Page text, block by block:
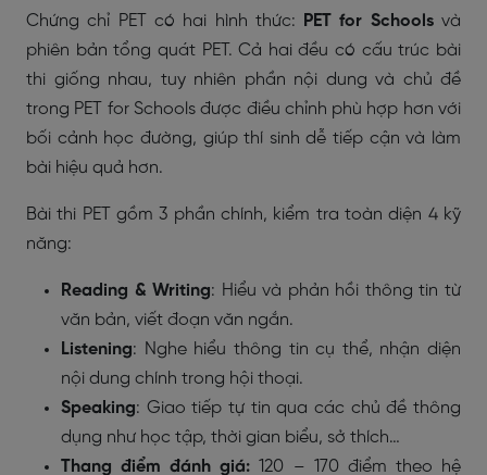
Chứng chỉ PET có hai hình thức: PET for Schoolsvà
phiên bản tổng quát PET. Cả hai đều có cấu trúc bài
thi giống nhau, tuy nhiên phần nội dung và chủ đề
trong PET for Schools được điều chỉnh phù hợp hơn với
bối cảnh học đường, giúp thí sinh dễ tiếp cận và làm
bài hiệu quả hơn.
Bài thi PET gồm 3 phần chính, kiểm tra toàn diện 4 kỹ
năng:
Reading & Writing: Hiểu và phản hồi thông tin từ
văn bản, viết đoạn văn ngắn.
Listening: Nghe hiểu thông tin cụ thể, nhận diện
nội dung chính trong hội thoại.
Speaking: Giao tiếp tự tin qua các chủ đề thông
dụng như học tập, thời gian biểu, sở thích…
Thang điểm đánh giá: 120 – 170 điểm theo hệ